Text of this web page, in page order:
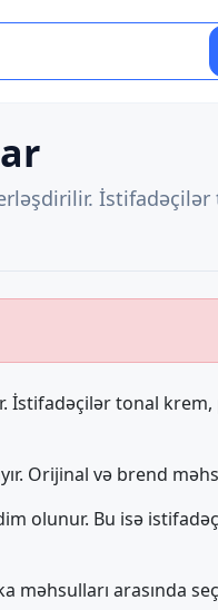
İstifadəçilər tonal
Orijinal və brend
olunur. Bu isə
arasında